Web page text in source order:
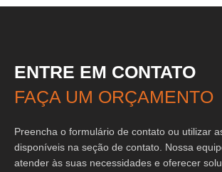
ENTRE EM CONTATO
FAÇA UM ORÇAMENTO
Preencha o formulário de contato ou utilizar
disponíveis na seção de contato. Nossa
atender às suas necessidades e oferecer